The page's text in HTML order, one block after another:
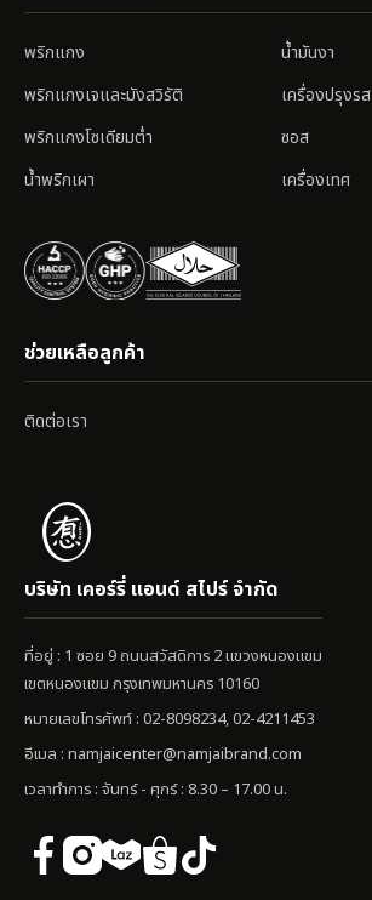
พริกแกง
พริกแกงเจและมังสวิรัติ
พริกแกงโซเดียมต่ำ
น้ำพริกเผา
น้ำมันงา
เครื่องปรุงรส
ซอส
เครื่องเทศ
ช่วยเหลือลูกค้า
ติดต่อเรา
บริษัท เคอร์รี่ แอนด์ สไปร์ จำกัด
ที่อยู่ : 1 ซอย 9 ถนนสวัสดิการ 2 แขวงหนองแขม
เขตหนองแขม กรุงเทพมหานคร 10160
หมายเลขโทรศัพท์ : 02-8098234, 02-4211453
อีเมล : namjaicenter@namjaibrand.com
เวลาทำการ : จันทร์ - ศุกร์ : 8.30 – 17.00 น.